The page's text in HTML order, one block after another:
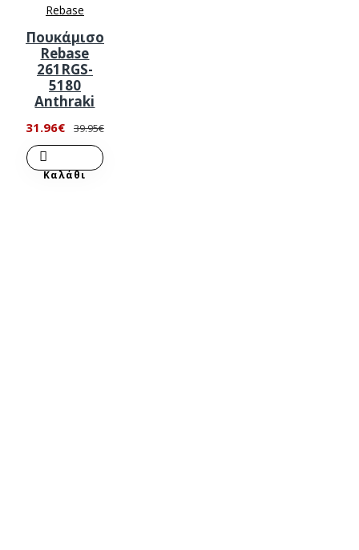
Rebase
Πουκάμισο
Rebase
261RGS-
5180
Anthraki
31.96€ 39.95€
Καλάθι